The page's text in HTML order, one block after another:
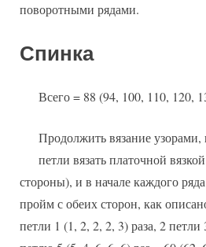
поворотными рядами.
Спинка
Всего = 88 (94, 100, 110, 120,
Продолжить вязание
петли вязать платочной
стороны), и в начале каждого
пройм с обеих сторон, как
петли 1 (1, 2, 2, 2, 3) раза, 2 петли